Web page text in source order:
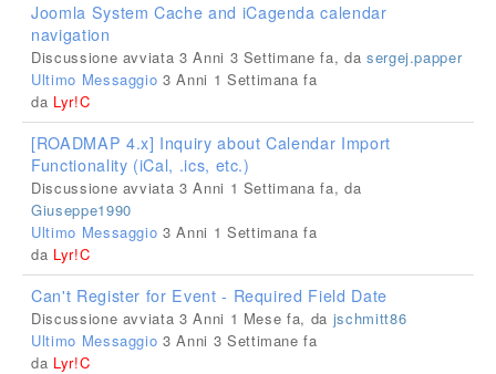
Joomla System Cache and iCagenda calendar
navigation
Discussione avviata 3 Anni 3 Settimane fa, da sergej.papper
Ultimo Messaggio 3 Anni 1 Settimana fa
da Lyr!C
[ROADMAP 4.x] Inquiry about Calendar Import
Functionality (iCal, .ics, etc.)
Discussione avviata 3 Anni 1 Settimana fa, da
Giuseppe1990
Ultimo Messaggio 3 Anni 1 Settimana fa
da Lyr!C
Can't Register for Event - Required Field Date
Discussione avviata 3 Anni 1 Mese fa, da jschmitt86
Ultimo Messaggio 3 Anni 3 Settimane fa
da Lyr!C